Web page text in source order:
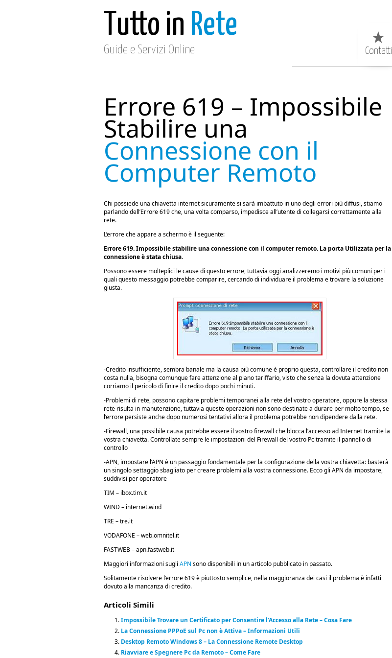
Tutto in Rete
Guide e Servizi Online Contatti
Errore 619 – Impossibile
Stabilire una
Connessione con il
Computer Remoto
Chi possiede una chiavetta internet sicuramente si sarà imbattuto in uno degli errori più diffusi, stiamo
parlando dell’Errore 619 che, una volta comparso, impedisce all’utente di collegarsi correttamente alla
rete.
L’errore che appare a schermo è il seguente:
Errore 619. Impossibile stabilire una connessione con il computer remoto. La porta Utilizzata per la
connessione è stata chiusa.
Possono essere molteplici le cause di questo errore, tuttavia oggi analizzeremo i motivi più comuni per i
quali questo messaggio potrebbe comparire, cercando di individuare il problema e trovare la soluzione
giusta.
-Credito insufficiente, sembra banale ma la causa più comune è proprio questa, controllare il credito non
costa nulla, bisogna comunque fare attenzione al piano tariffario, visto che senza la dovuta attenzione
corriamo il pericolo di finire il credito dopo pochi minuti.
-Problemi di rete, possono capitare problemi temporanei alla rete del vostro operatore, oppure la stessa
rete risulta in manutenzione, tuttavia queste operazioni non sono destinate a durare per molto tempo, se
l’errore persiste anche dopo numerosi tentativi allora il problema potrebbe non dipendere dalla rete.
-Firewall, una possibile causa potrebbe essere il vostro firewall che blocca l’accesso ad Internet tramite la
vostra chiavetta. Controllate sempre le impostazioni del Firewall del vostro Pc tramite il pannello di
controllo
-APN, impostare l’APN è un passaggio fondamentale per la configurazione della vostra chiavetta: basterà
un singolo settaggio sbagliato per creare problemi alla vostra connessione. Ecco gli APN da impostare,
suddivisi per operatore
TIM – ibox.tim.it
WIND – internet.wind
TRE – tre.it
VODAFONE – web.omnitel.it
FASTWEB – apn.fastweb.it
Maggiori informazioni sugli APN sono disponibili in un articolo pubblicato in passato.
Solitamente risolvere l’errore 619 è piuttosto semplice, nella maggioranza dei casi il problema è infatti
dovuto alla mancanza di credito.
Articoli Simili
Impossibile Trovare un Certificato per Consentire l’Accesso alla Rete – Cosa Fare
La Connessione PPPoE sul Pc non è Attiva – Informazioni Utili
Desktop Remoto Windows 8 – La Connessione Remote Desktop
Riavviare e Spegnere Pc da Remoto – Come Fare